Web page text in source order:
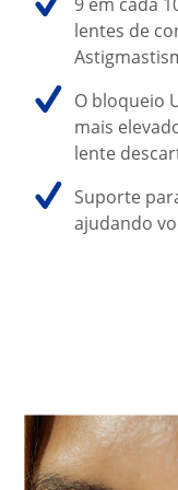
lentes de
O bloqueio
mais
lente
Suporte
ajudando